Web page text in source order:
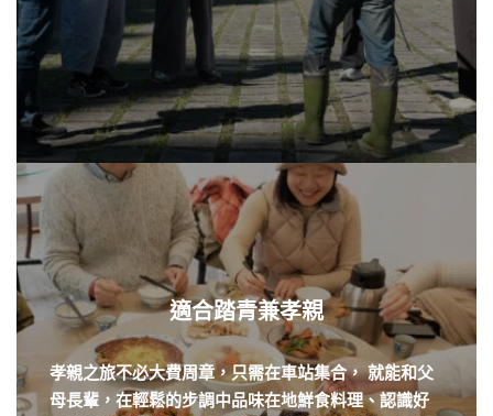
適合踏青兼孝親
孝親之旅不必大費周章，只需在車站集合， 就能和父
母長輩，在輕鬆的步調中品味在地鮮食料理、認識好